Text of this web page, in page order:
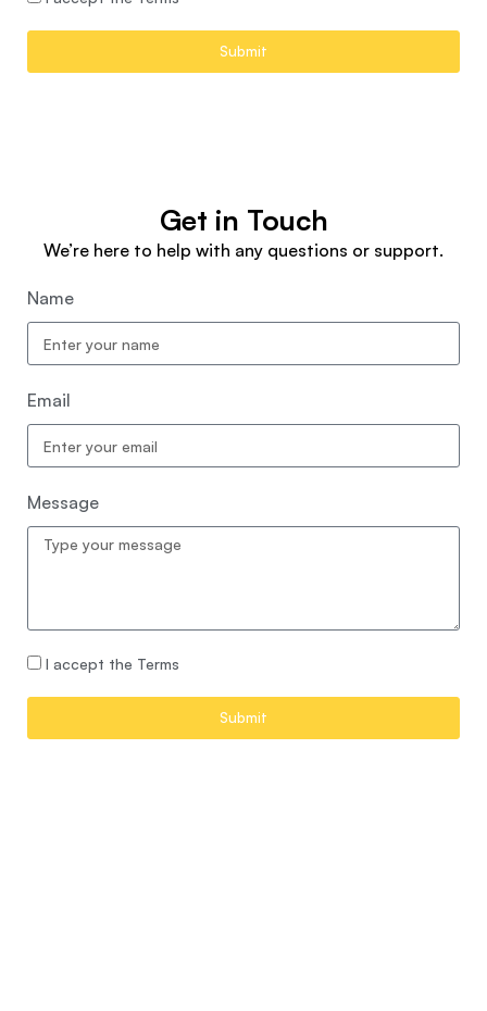
Submit
Get in Touch
We’re here to help with any questions or support.
Name
Email
Message
I accept the Terms
Submit